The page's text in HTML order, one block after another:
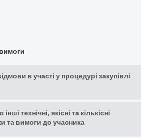
в участі у процедурі закупівлі
технічні, якісні та кількісні
та вимоги до учасника